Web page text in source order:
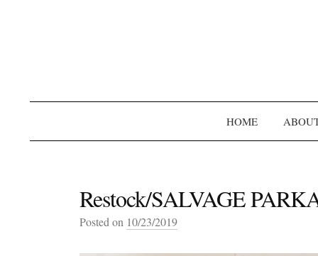
HOME
Restock/SALVAGE
Posted on 10/23/2019